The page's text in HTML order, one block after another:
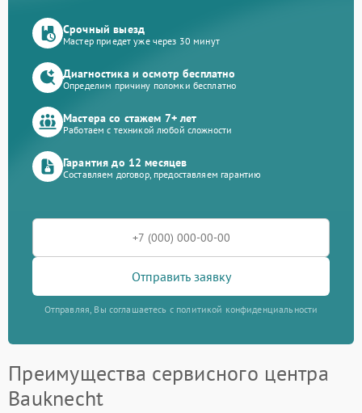
Срочный выезд
Мастер приедет уже через 30 минут
Диагностика и осмотр бесплатно
Определим причину поломки бесплатно
Мастера со стажем 7+ лет
Работаем с техникой любой сложности
Гарантия до 12 месяцев
Составляем договор, предоставляем гарантию
Отправить заявку
Отправляя, Вы соглашаетесь с политикой конфиденциальности
Преимущества сервисного центра
Bauknecht